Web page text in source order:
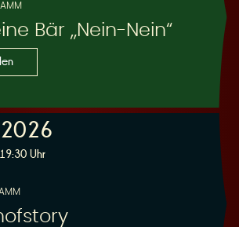
Bär „Nein-Nein“
Uhr